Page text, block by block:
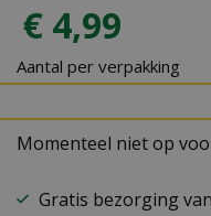
€ 4,99
Aantal per verpakking
Momenteel niet op
Gratis bezorging